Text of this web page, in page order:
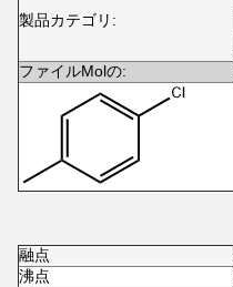
製品カテゴリ:
ファイルMolの:
融点
沸点